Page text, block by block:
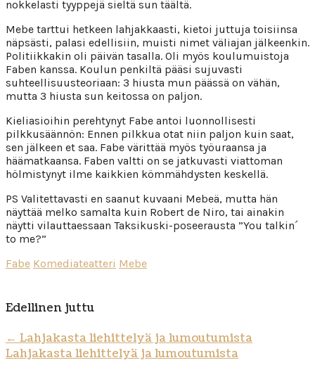
nokkelasti tyyppejä sieltä sun täältä.
Mebe tarttui hetkeen lahjakkaasti, kietoi juttuja toisiinsa
näpsästi, palasi edellisiin, muisti nimet väliajan jälkeenkin.
Politiikkakin oli päivän tasalla. Oli myös koulumuistoja
Faben kanssa. Koulun penkiltä pääsi sujuvasti
suhteellisuusteoriaan: 3 hiusta mun päässä on vähän,
mutta 3 hiusta sun keitossa on paljon.
Kieliasioihin perehtynyt Fabe antoi luonnollisesti
pilkkusäännön: Ennen pilkkua otat niin paljon kuin saat,
sen jälkeen et saa. Fabe värittää myös työuraansa ja
häämatkaansa. Faben valtti on se jatkuvasti viattoman
hölmistynyt ilme kaikkien kömmähdysten keskellä.
PS Valitettavasti en saanut kuvaani Mebeä, mutta hän
näyttää melko samalta kuin Robert de Niro, tai ainakin
näytti vilauttaessaan Taksikuski-poseerausta ”You talkin´
to me?”
Fabe Komediateatteri Mebe
Edellinen juttu
← Lahjakasta liehittelyä ja lumoutumista
Lahjakasta liehittelyä ja lumoutumista